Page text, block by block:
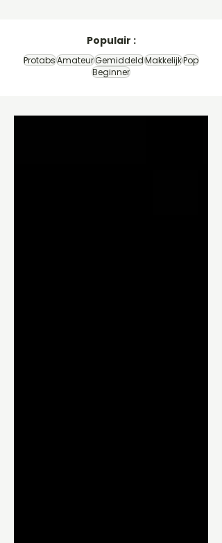
Populair :
ProtabsAmateurGemiddeldMakkelijkPop
Beginner